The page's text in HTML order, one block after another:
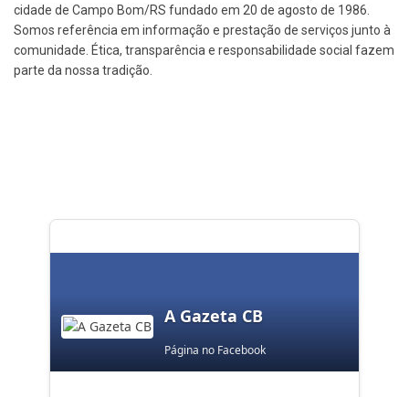
cidade de Campo Bom/RS fundado em 20 de agosto de 1986.
Somos referência em informação e prestação de serviços junto à
comunidade. Ética, transparência e responsabilidade social fazem
parte da nossa tradição.
A Gazeta CB
Página no Facebook